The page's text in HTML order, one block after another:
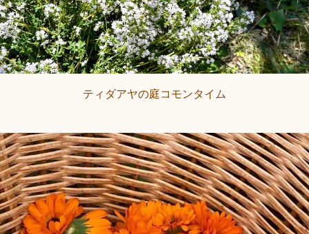
ティダアヤの庭コモンタイム